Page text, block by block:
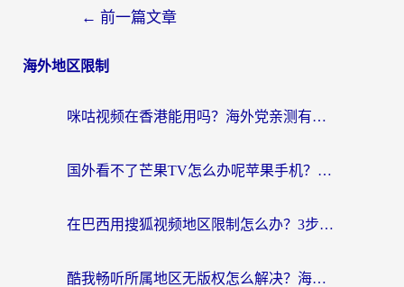
← 前一篇文章
海外地区限制
咪咕视频在香港能用吗？海外党亲测有效的回国加速方案来了
国外看不了芒果TV怎么办呢苹果手机？海外党追剧游戏的全能解决方案
在巴西用搜狐视频地区限制怎么办？3步解决海外看国内剧的烦恼
酷我畅听所属地区无版权怎么解决？海外党必看的回国加速全攻略